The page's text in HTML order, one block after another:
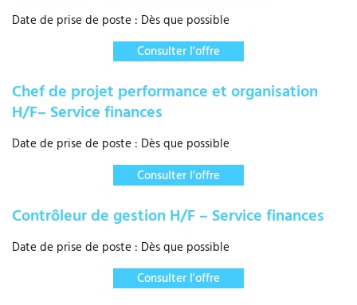
Date de prise de poste : Dès que possible
Consulter l'offre
Chef de projet performance et organisation
H/F– Service finances
Date de prise de poste : Dès que possible
Consulter l'offre
Contrôleur de gestion H/F – Service finances
Date de prise de poste : Dès que possible
Consulter l'offre